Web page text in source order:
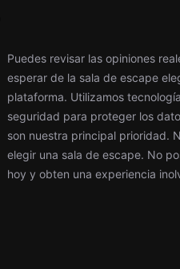
Puedes revisar las opiniones
esperar de la sala de escape
plataforma. Utilizamos
seguridad para proteger los
son nuestra principal prioridad.
elegir una sala de escape. No
hoy y obten una experiencia